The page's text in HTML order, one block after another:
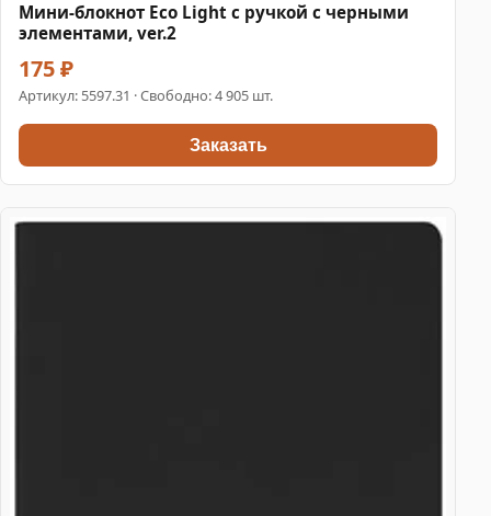
Мини-блокнот Eco Light с ручкой с черными
элементами, ver.2
175 ₽
Артикул: 5597.31 · Свободно: 4 905 шт.
Заказать